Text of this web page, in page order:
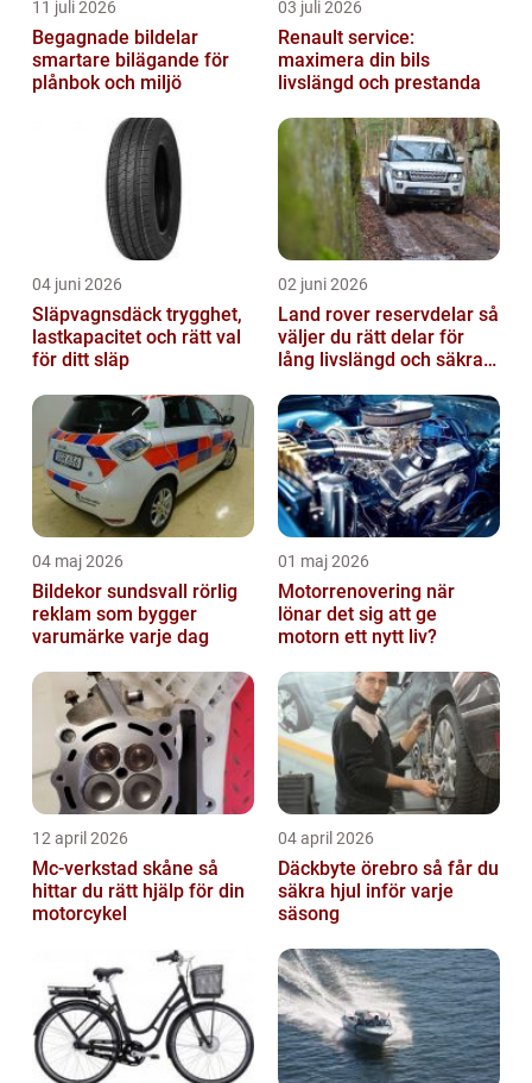
11 juli 2026
Begagnade bildelar
smartare bilägande för
plånbok och miljö
03 juli 2026
Renault service:
maximera din bils
livslängd och prestanda
04 juni 2026
Släpvagnsdäck trygghet,
lastkapacitet och rätt val
för ditt släp
02 juni 2026
Land rover reservdelar så
väljer du rätt delar för
lång livslängd och säkra
04 maj 2026
Bildekor sundsvall rörlig
reklam som bygger
varumärke varje dag
01 maj 2026
Motorrenovering när
lönar det sig att ge
motorn ett nytt liv?
12 april 2026
Mc-verkstad skåne så
hittar du rätt hjälp för din
motorcykel
04 april 2026
Däckbyte örebro så får du
säkra hjul inför varje
säsong